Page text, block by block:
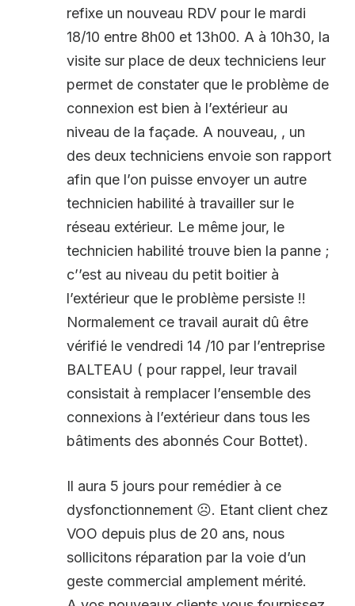
refixe un nouveau RDV pour le mardi
18/10 entre 8h00 et 13h00. A à 10h30, la
visite sur place de deux techniciens leur
permet de constater que le problème de
connexion est bien à l’extérieur au
niveau de la façade. A nouveau, , un
des deux techniciens envoie son rapport
afin que l’on puisse envoyer un autre
technicien habilité à travailler sur le
réseau extérieur. Le même jour, le
technicien habilité trouve bien la panne ;
c’’est au niveau du petit boitier à
l’extérieur que le problème persiste !!
Normalement ce travail aurait dû être
vérifié le vendredi 14 /10 par l’entreprise
BALTEAU ( pour rappel, leur travail
consistait à remplacer l’ensemble des
connexions à l’extérieur dans tous les
bâtiments des abonnés Cour Bottet).
Il aura 5 jours pour remédier à ce
dysfonctionnement ☹. Etant client chez
VOO depuis plus de 20 ans, nous
sollicitons réparation par la voie d’un
geste commercial amplement mérité.